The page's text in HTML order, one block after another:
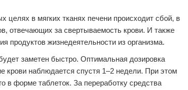
целях в мягких тканях печени происходит сбой, в
отвечающих за свертываемость крови. И также
жизнедеятельности из организма.
заметен быстро. Оптимальная дозировка
крови наблюдается спустя 1–2 недели. При этом
в форме таблеток. За переработку средства